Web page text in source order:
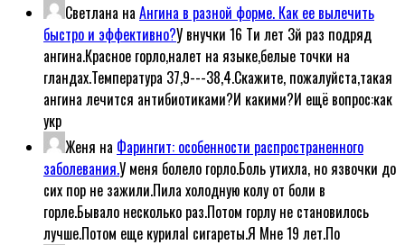
Светлана на Ангина в разной форме. Как ее вылечить
быстро и эффективно?У внучки 16 Ти лет 3й раз подряд
ангина.Красное горло,налет на языке,белые точки на
гландах.Температура 37,9---38,4.Скажите, пожалуйста,такая
ангина лечится антибиотиками?И какими?И ещё вопрос:как
укр
Женя на Фарингит: особенности распространенного
заболевания.У меня болело горло.Боль утихла, но язвочки до
сих пор не зажили.Пила холодную колу от боли в
горле.Бывало несколько раз.Потом горлу не становилось
лучше.Потом еще курилаl сигареты.Я Мне 19 лет.По